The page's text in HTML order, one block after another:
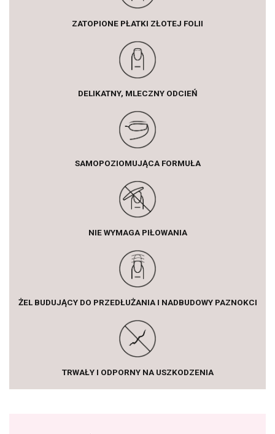
ZATOPIONE PŁATKI ZŁOTEJ FOLII
DELIKATNY, MLECZNY ODCIEŃ
SAMOPOZIOMUJĄCA FORMUŁA
NIE WYMAGA PIŁOWANIA
ŻEL BUDUJĄCY DO PRZEDŁUŻANIA I NADBUDOWY PAZNOKCI
TRWAŁY I ODPORNY NA USZKODZENIA